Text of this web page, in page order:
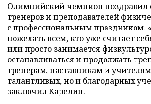
Олимпийский чемпион поздравил
тренеров и преподавателей
с профессиональным праздником.
пожелать всем, кто уже считает
или просто занимается
останавливаться и продолжать
тренерам, наставникам и
талантливых, но и благодарных
заключил Карелин.